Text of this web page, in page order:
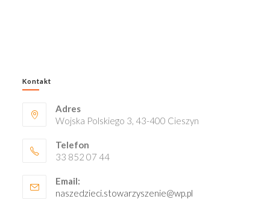
Kontakt
Adres
Wojska Polskiego 3, 43-400 Cieszyn
Telefon
33 852 07 44
Email:
naszedzieci.stowarzyszenie@wp.pl